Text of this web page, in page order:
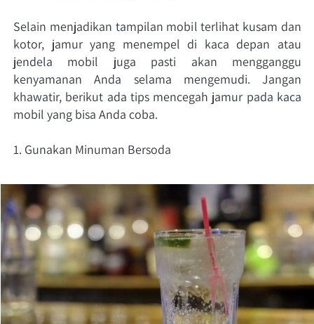
Selain menjadikan tampilan mobil terlihat kusam dan
kotor, jamur yang menempel di kaca depan atau
jendela mobil juga pasti akan mengganggu
kenyamanan Anda selama mengemudi. Jangan
khawatir, berikut ada tips mencegah jamur pada kaca
mobil yang bisa Anda coba.
1. Gunakan Minuman Bersoda